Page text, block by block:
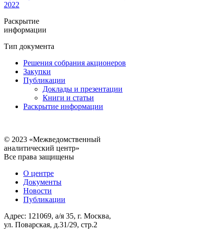
2022
Раскрытие
информации
Тип документа
Решения собрания акционеров
Закупки
Публикации
Доклады и презентации
Книги и статьи
Раскрытие информации
© 2023 «Межведомственный
аналитический центр»
Все права защищены
О центре
Документы
Новости
Публикации
Адрес: 121069, а/я 35, г. Москва,
ул. Поварская, д.31/29, стр.2